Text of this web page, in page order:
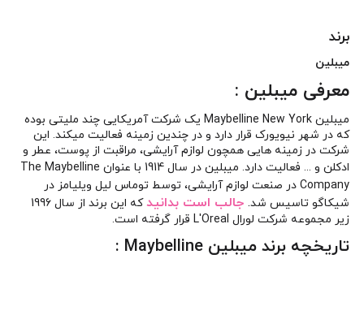
برند
میبلین
معرفی میبلین :
میبلین Maybelline New York یک شرکت آمریکایی چند ملیتی بوده
که در شهر نیویورک قرار دارد و در چندین زمینه فعالیت میکند. این
شرکت در زمینه هایی همچون لوازم آرایشی، مراقبت از پوست، عطر و
ادکلن و ... فعالیت دارد.
میبلین در سال 1914 با عنوان The Maybelline
Company در صنعت لوازم آرایشی، توسط توماس لیل ویلیامز در
شیکاگو تاسیس شد. جالب است بدانید
که این برند از سال 1996
زیر مجموعه شرکت لورال L'Oreal قرار گرفته است.
تاریخچه برند میبلین